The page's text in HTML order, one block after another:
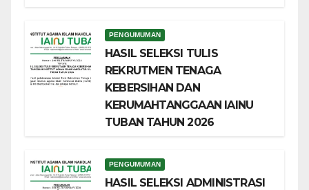
PENGUMUMAN
HASIL SELEKSI TULIS
REKRUTMEN TENAGA
KEBERSIHAN DAN
KERUMAHTANGGAAN IAINU
TUBAN TAHUN 2026
PENGUMUMAN
HASIL SELEKSI ADMINISTRASI